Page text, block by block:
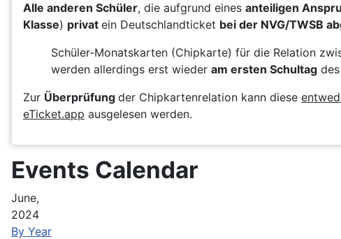
Alle anderen Schüler, die aufgrund eines anteiligen
Klasse) privat ein Deutschlandticket bei der NVG/TWSB
Schüler-Monatskarten (Chipkarte) für die Relation
werden allerdings erst wieder am ersten Schultag
Zur Überprüfung der Chipkartenrelation kann diese
eTicket.app ausgelesen werden.
Events Calendar
June,
2024
By Year